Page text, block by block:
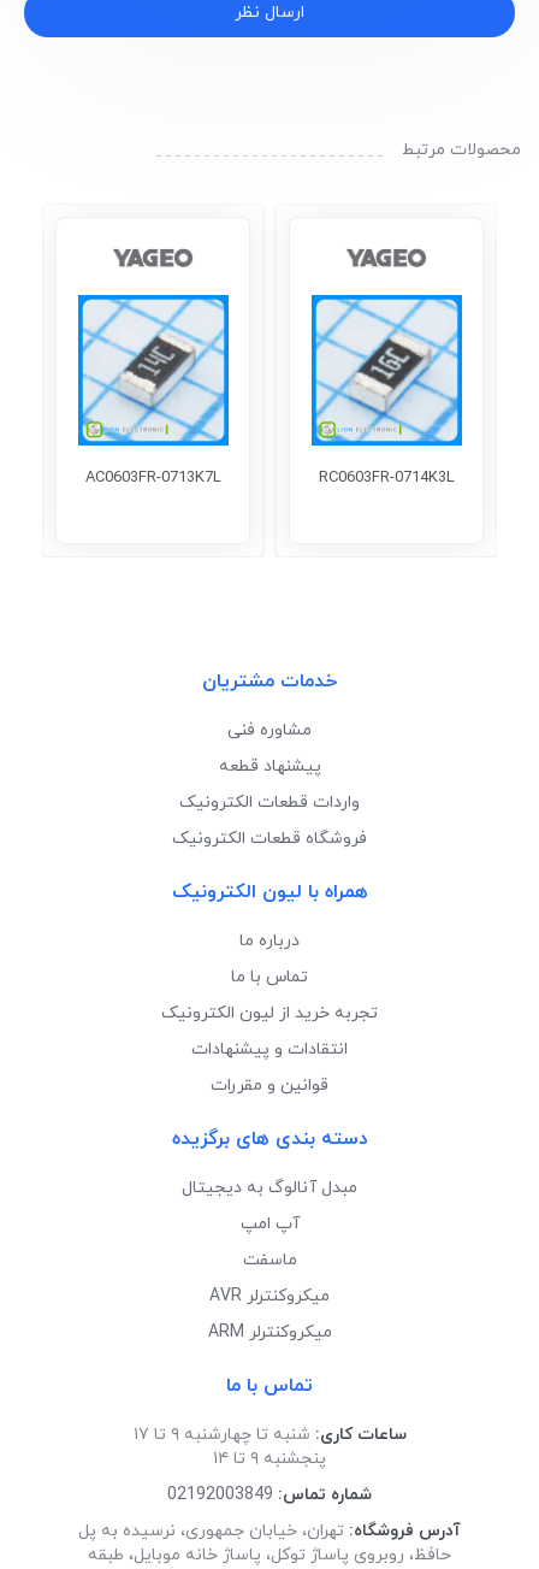
ارسال نظر
محصولات مرتبط
RC0603FR-0714K3L
AC0603FR-0713K7L
خدمات مشتریان
مشاوره فنی
پیشنهاد قطعه
واردات قطعات الکترونیک
فروشگاه قطعات الکترونیک
همراه با لیون الکترونیک
درباره ما
تماس با ما
تجربه خرید از لیون الکترونیک
انتقادات و پیشنهادات
قوانین و مقررات
دسته بندی های برگزیده
مبدل آنالوگ به دیجیتال
آپ امپ
ماسفت
میکروکنترلر AVR
میکروکنترلر ARM
تماس با ما
ساعات کاری: شنبه تا چهارشنبه ۹ تا ۱۷
پنجشنبه ۹ تا ۱۴
شماره تماس: 02192003849
آدرس فروشگاه: تهران، خیابان جمهوری، نرسیده به پل
حافظ، روبروی پاساژ توکل، پاساژ خانه موبایل، طبقه